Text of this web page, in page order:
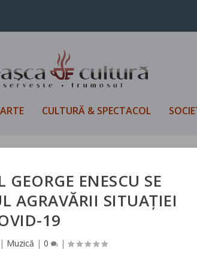
ARTE CULTURĂ & SPECTACOL
ENESCU SE
AGRAVĂRII SITUAȚIEI
19
| Muzică |0 |